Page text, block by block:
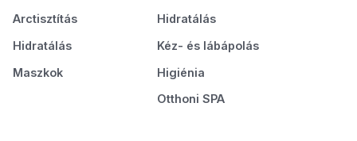
Arctisztítás
Hidratálás
Maszkok
Hidratálás
Kéz- és lábápolás
Higiénia
Otthoni SPA